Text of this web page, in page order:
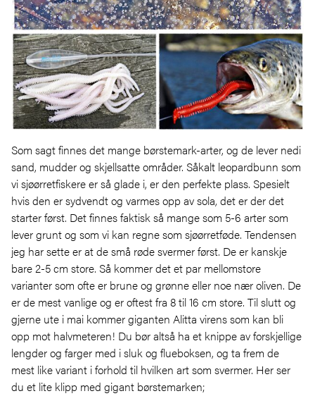
Som sagt finnes det mange børstemark-arter, og de lever nedi
sand, mudder og skjellsatte områder. Såkalt leopardbunn som
vi sjøørretfiskere er så glade i, er den perfekte plass. Spesielt
hvis den er sydvendt og varmes opp av sola, det er der det
starter først. Det finnes faktisk så mange som 5-6 arter som
lever grunt og som vi kan regne som sjøørretføde. Tendensen
jeg har sette er at de små røde svermer først. De er kanskje
bare 2-5 cm store. Så kommer det et par mellomstore
varianter som ofte er brune og grønne eller noe nær oliven. De
er de mest vanlige og er oftest fra 8 til 16 cm store. Til slutt og
gjerne ute i mai kommer giganten Alitta virens som kan bli
opp mot halvmeteren! Du bør altså ha et knippe av forskjellige
lengder og farger med i sluk og flueboksen, og ta frem de
mest like variant i forhold til hvilken art som svermer. Her ser
du et lite klipp med gigant børstemarken;